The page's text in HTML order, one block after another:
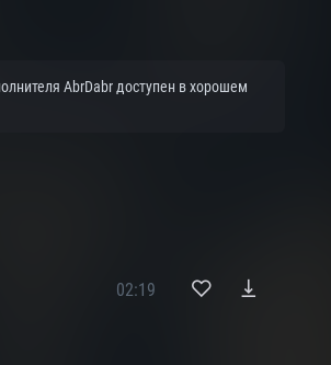
AbrDabr доступен в хорошем
02:19